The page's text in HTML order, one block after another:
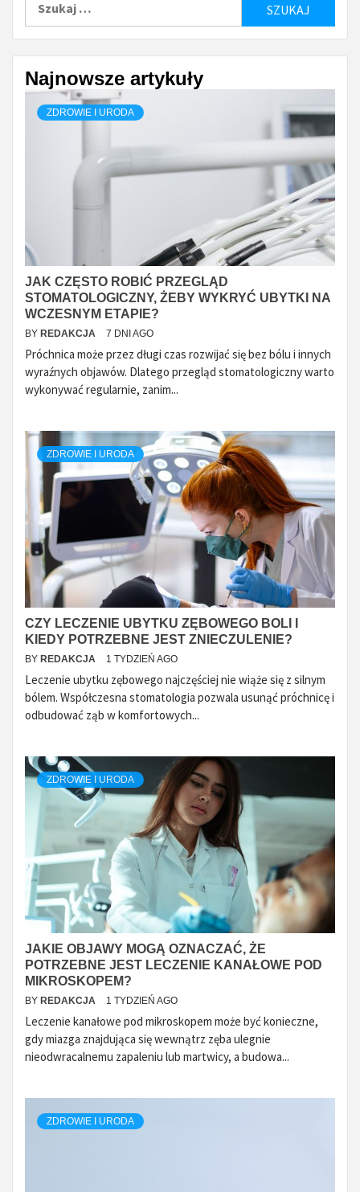
Najnowsze artykuły
ZDROWIE I URODA
JAK CZĘSTO ROBIĆ PRZEGLĄD
STOMATOLOGICZNY, ŻEBY WYKRYĆ UBYTKI NA
WCZESNYM ETAPIE?
BY REDAKCJA 7 DNI AGO
Próchnica może przez długi czas rozwijać się bez bólu i innych
wyraźnych objawów. Dlatego przegląd stomatologiczny warto
wykonywać regularnie, zanim...
ZDROWIE I URODA
CZY LECZENIE UBYTKU ZĘBOWEGO BOLI I
KIEDY POTRZEBNE JEST ZNIECZULENIE?
BY REDAKCJA 1 TYDZIEŃ AGO
Leczenie ubytku zębowego najczęściej nie wiąże się z silnym
bólem. Współczesna stomatologia pozwala usunąć próchnicę i
odbudować ząb w komfortowych...
ZDROWIE I URODA
JAKIE OBJAWY MOGĄ OZNACZAĆ, ŻE
POTRZEBNE JEST LECZENIE KANAŁOWE POD
MIKROSKOPEM?
BY REDAKCJA 1 TYDZIEŃ AGO
Leczenie kanałowe pod mikroskopem może być konieczne,
gdy miazga znajdująca się wewnątrz zęba ulegnie
nieodwracalnemu zapaleniu lub martwicy, a budowa...
ZDROWIE I URODA